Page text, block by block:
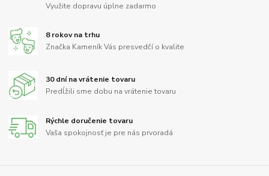
Využite dopravu úplne zadarmo
8 rokov na trhu
Značka Kameník Vás presvedčí o kvalite
30 dní na vrátenie tovaru
Predĺžili sme dobu na vrátenie tovaru
Rýchle doručenie tovaru
Vaša spokojnosť je pre nás prvoradá